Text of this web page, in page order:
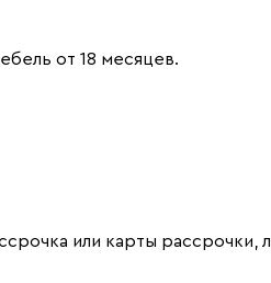
от 18 месяцев.
или карты рассрочки,